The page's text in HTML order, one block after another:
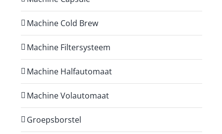
Machine Cold Brew
Machine Filtersysteem
Machine Halfautomaat
Machine Volautomaat
Groepsborstel